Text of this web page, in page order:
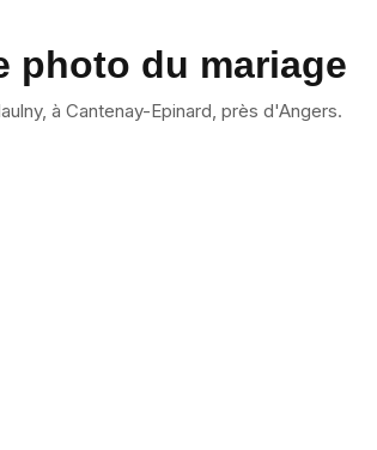
photo du mariage
à Cantenay-Epinard, près d'Angers.